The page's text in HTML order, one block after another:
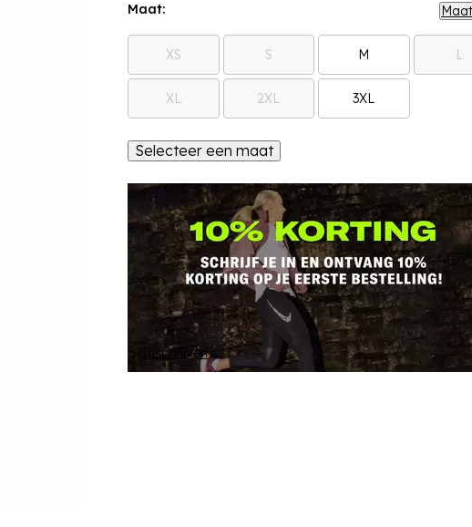
Maat:
XS S M L
XL 2XL 3XL
Selecteer een maat
Inschrijven